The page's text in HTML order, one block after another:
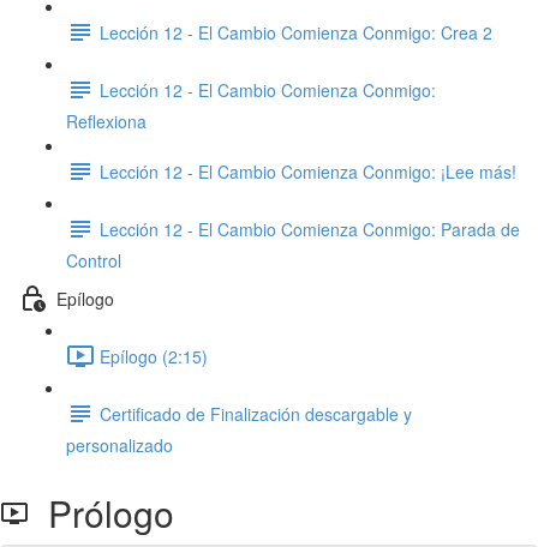
Lección 12 - El Cambio Comienza Conmigo: Crea 2
Lección 12 - El Cambio Comienza Conmigo:
Reflexiona
Lección 12 - El Cambio Comienza Conmigo: ¡Lee más!
Lección 12 - El Cambio Comienza Conmigo: Parada de
Control
Epílogo
Epílogo (2:15)
Certificado de Finalización descargable y
personalizado
Prólogo